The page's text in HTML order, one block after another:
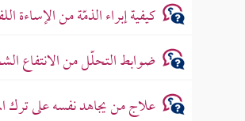
كيفية إبراء الذمّة من
ضوابط التحلّل من الانتفاع
علاج من يجاهد نفسه على ترك